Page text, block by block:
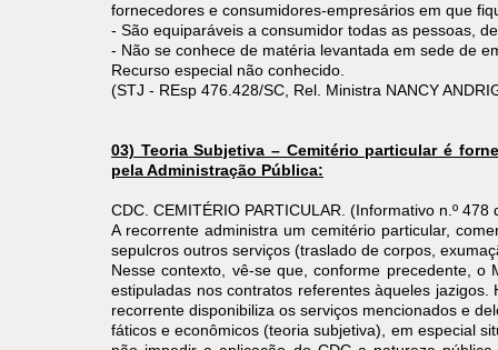
fornecedores e consumidores-empresários em que
- São equiparáveis a consumidor todas as pessoas,
- Não se conhece de matéria levantada em sede de
Recurso especial não conhecido.
(STJ - REsp 476.428/SC, Rel. Ministra NANCY
03) Teoria Subjetiva – Cemitério particular é
pela Administração Pública:
CDC. CEMITÉRIO PARTICULAR. (Informativo n.º 478
A recorrente administra um cemitério particular,
sepulcros outros serviços (traslado de corpos,
Nesse contexto, vê-se que, conforme precedente,
estipuladas nos contratos referentes àqueles
recorrente disponibiliza os serviços mencionados e
fáticos e econômicos (teoria subjetiva), em especial